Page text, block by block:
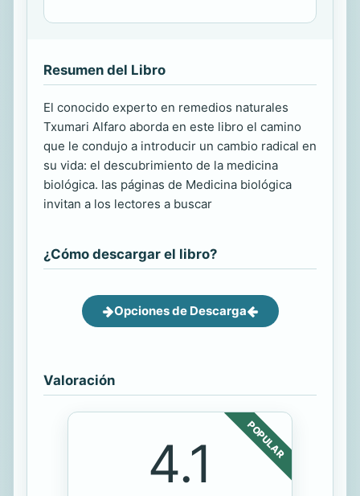
Resumen del Libro
El conocido experto en remedios naturales
Txumari Alfaro aborda en este libro el camino
que le condujo a introducir un cambio radical en
su vida: el descubrimiento de la medicina
biológica. las páginas de Medicina biológica
invitan a los lectores a buscar
¿Cómo descargar el libro?
Opciones de Descarga
Valoración
POPULAR
4.1